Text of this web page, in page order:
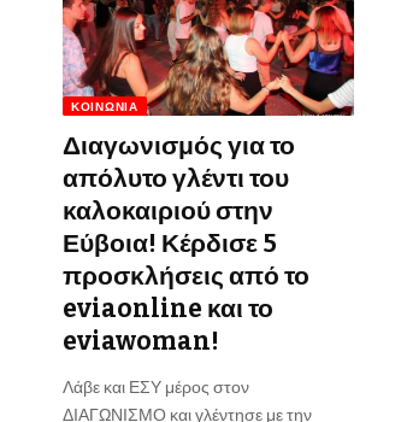
ΚΟΙΝΩΝΊΑ
Διαγωνισμός για το
απόλυτο γλέντι του
καλοκαιριού στην
Εύβοια! Κέρδισε 5
προσκλήσεις από το
eviaonline και το
eviawoman!
Λάβε και ΕΣΥ μέρος στον
ΔΙΑΓΩΝΙΣΜΟ και γλέντησε με την